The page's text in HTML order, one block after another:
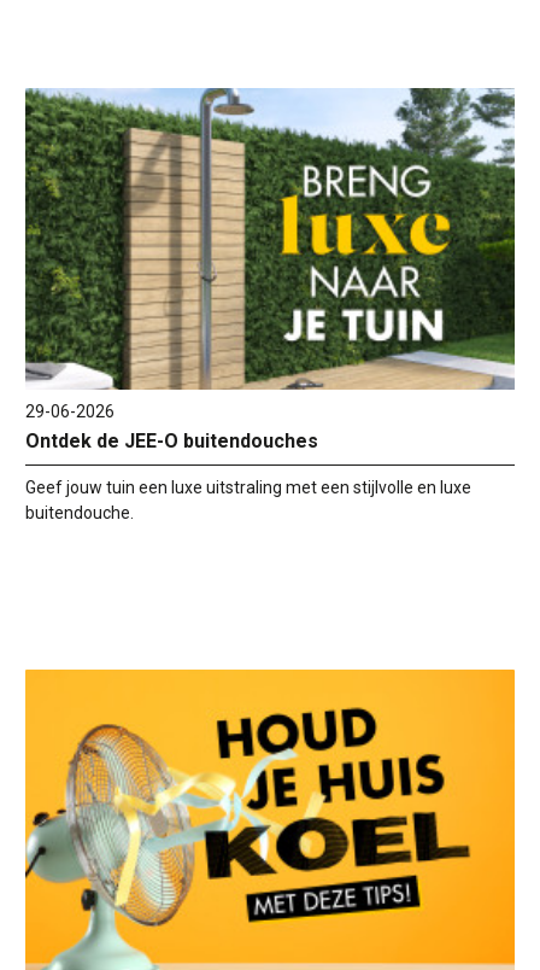
29-06-2026
Ontdek de JEE-O buitendouches
Geef jouw tuin een luxe uitstraling met een stijlvolle en luxe
buitendouche.